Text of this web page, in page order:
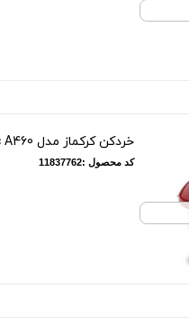
خردکن کرکماز مدل Pro Magic A460
کد محصول :11837762